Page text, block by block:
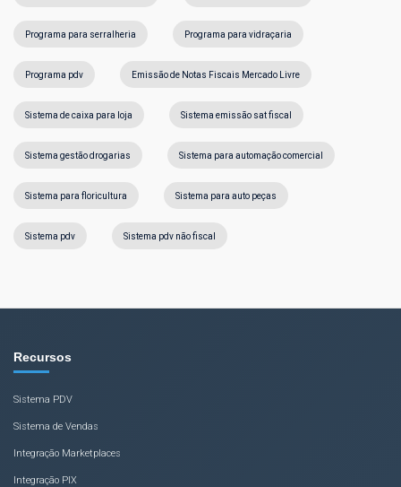
Programa para serralheria Programa para vidraçaria
Programa pdv Emissão de Notas Fiscais Mercado Livre
Sistema de caixa para loja Sistema emissão sat fiscal
Sistema gestão drogarias Sistema para automação comercial
Sistema para floricultura Sistema para auto peças
Sistema pdv Sistema pdv não fiscal
Recursos
Sistema PDV
Sistema de Vendas
Integração Marketplaces
Integração PIX